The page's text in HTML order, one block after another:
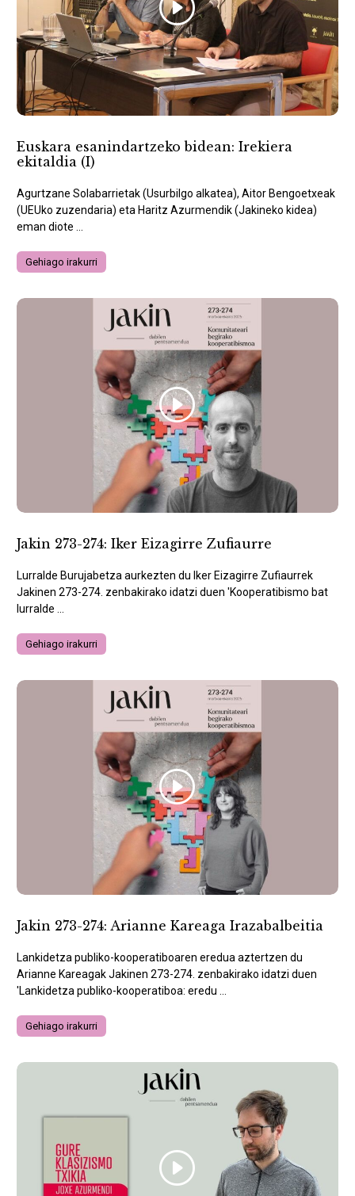
Euskara esanindartzeko bidean: Irekiera
ekitaldia (I)
Agurtzane Solabarrietak (Usurbilgo alkatea), Aitor Bengoetxeak
(UEUko zuzendaria) eta Haritz Azurmendik (Jakineko kidea)
eman diote ...
Gehiago irakurri
Jakin 273-274: Iker Eizagirre Zufiaurre
Lurralde Burujabetza aurkezten du Iker Eizagirre Zufiaurrek
Jakinen 273-274. zenbakirako idatzi duen 'Kooperatibismo bat
lurralde ...
Gehiago irakurri
Jakin 273-274: Arianne Kareaga Irazabalbeitia
Lankidetza publiko-kooperatiboaren eredua aztertzen du
Arianne Kareagak Jakinen 273-274. zenbakirako idatzi duen
'Lankidetza publiko-kooperatiboa: eredu ...
Gehiago irakurri